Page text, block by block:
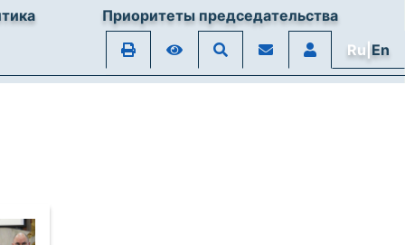
Приоритеты председательства
Ru|En